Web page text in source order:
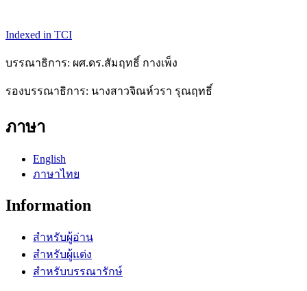
Indexed in TCI
บรรณาธิการ: ผศ.ดร.สัมฤทธิ์ กางเพ็ง
รองบรรณาธิการ: นางสาวจิณห์วรา รุณฤทธิ์
ภาษา
English
ภาษาไทย
Information
สำหรับผู้อ่าน
สำหรับผู้แต่ง
สำหรับบรรณารักษ์